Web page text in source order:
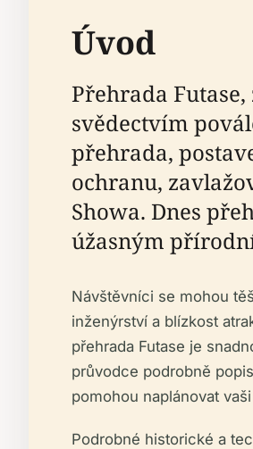
Úvod
Přehrada
svědectvím
přehrada,
ochranu,
Showa. Dnes
úžasným
Návštěvníci se mohou
inženýrství a blízkost
přehrada Futase je
průvodce podrobně
pomohou naplánovat
Podrobné historické a